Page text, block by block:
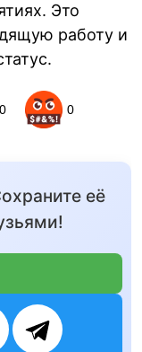
Это
работу и
0 0
её